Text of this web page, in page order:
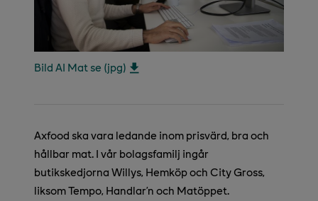
Bild AI Mat se (jpg)
Axfood ska vara ledande inom prisvärd, bra och
hållbar mat. I vår bolagsfamilj ingår
butikskedjorna Willys, Hemköp och City Gross,
liksom Tempo, Handlar’n och Matöppet.